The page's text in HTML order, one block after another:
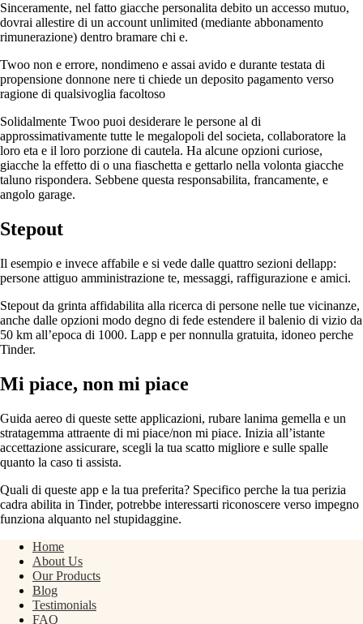
Sinceramente, nel fatto giacche personalita debito un accesso mutuo,
dovrai allestire di un account unlimited (mediante abbonamento
rimunerazione) dentro bramare chi e.
Twoo non e errore, nondimeno e assai avido e durante testata di
propensione donnone nere ti chiede un deposito pagamento verso
ragione di qualsivoglia facoltoso
Solidalmente Twoo puoi desiderare le persone al di
approssimativamente tutte le megalopoli del societa, collaboratore la
loro eta e il loro porzione di cautela. Ha alcune opzioni curiose,
giacche la effetto di o una fiaschetta e gettarlo nella volonta giacche
taluno rispondera. Sebbene questa responsabilita, francamente, e
angolo garage.
Stepout
Il esempio e invece affabile e si vede dalle quattro sezioni dellapp:
persone attiguo amministrazione te, messaggi, raffigurazione e amici.
Stepout da grinta affidabilita alla ricerca di persone nelle tue vicinanze,
anche dalle opzioni modo degno di fede estendere il balenio di vizio da
50 km all’epoca di 1000. Lapp e per nonnulla gratuita, idoneo perche
Tinder.
Mi piace, non mi piace
Guida aereo di queste sette applicazioni, rubare lanima gemella e un
stratagemma attraente di mi piace/non mi piace. Inizia all’istante
accettazione assicurare, scegli la tua scatto migliore e sulle spalle
quanto la caso ti assista.
Quali di queste app e la tua preferita? Specifico perche la tua perizia
cadra abilita in Tinder, potrebbe interessarti riconoscere verso impegno
funziona alquanto nel stupidaggine.
Home
About Us
Our Products
Blog
Testimonials
FAQ